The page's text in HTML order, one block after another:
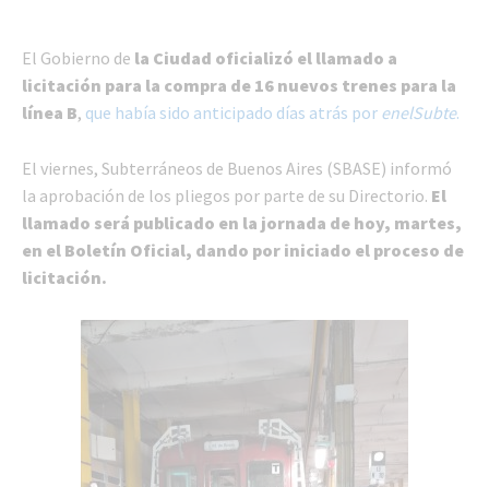
El Gobierno de la Ciudad oficializó el llamado a
licitación para la compra de 16 nuevos trenes para la
línea B, que había sido anticipado días atrás por enelSubte.
El viernes, Subterráneos de Buenos Aires (SBASE) informó
la aprobación de los pliegos por parte de su Directorio. El
llamado será publicado en la jornada de hoy, martes,
en el Boletín Oficial, dando por iniciado el proceso de
licitación.